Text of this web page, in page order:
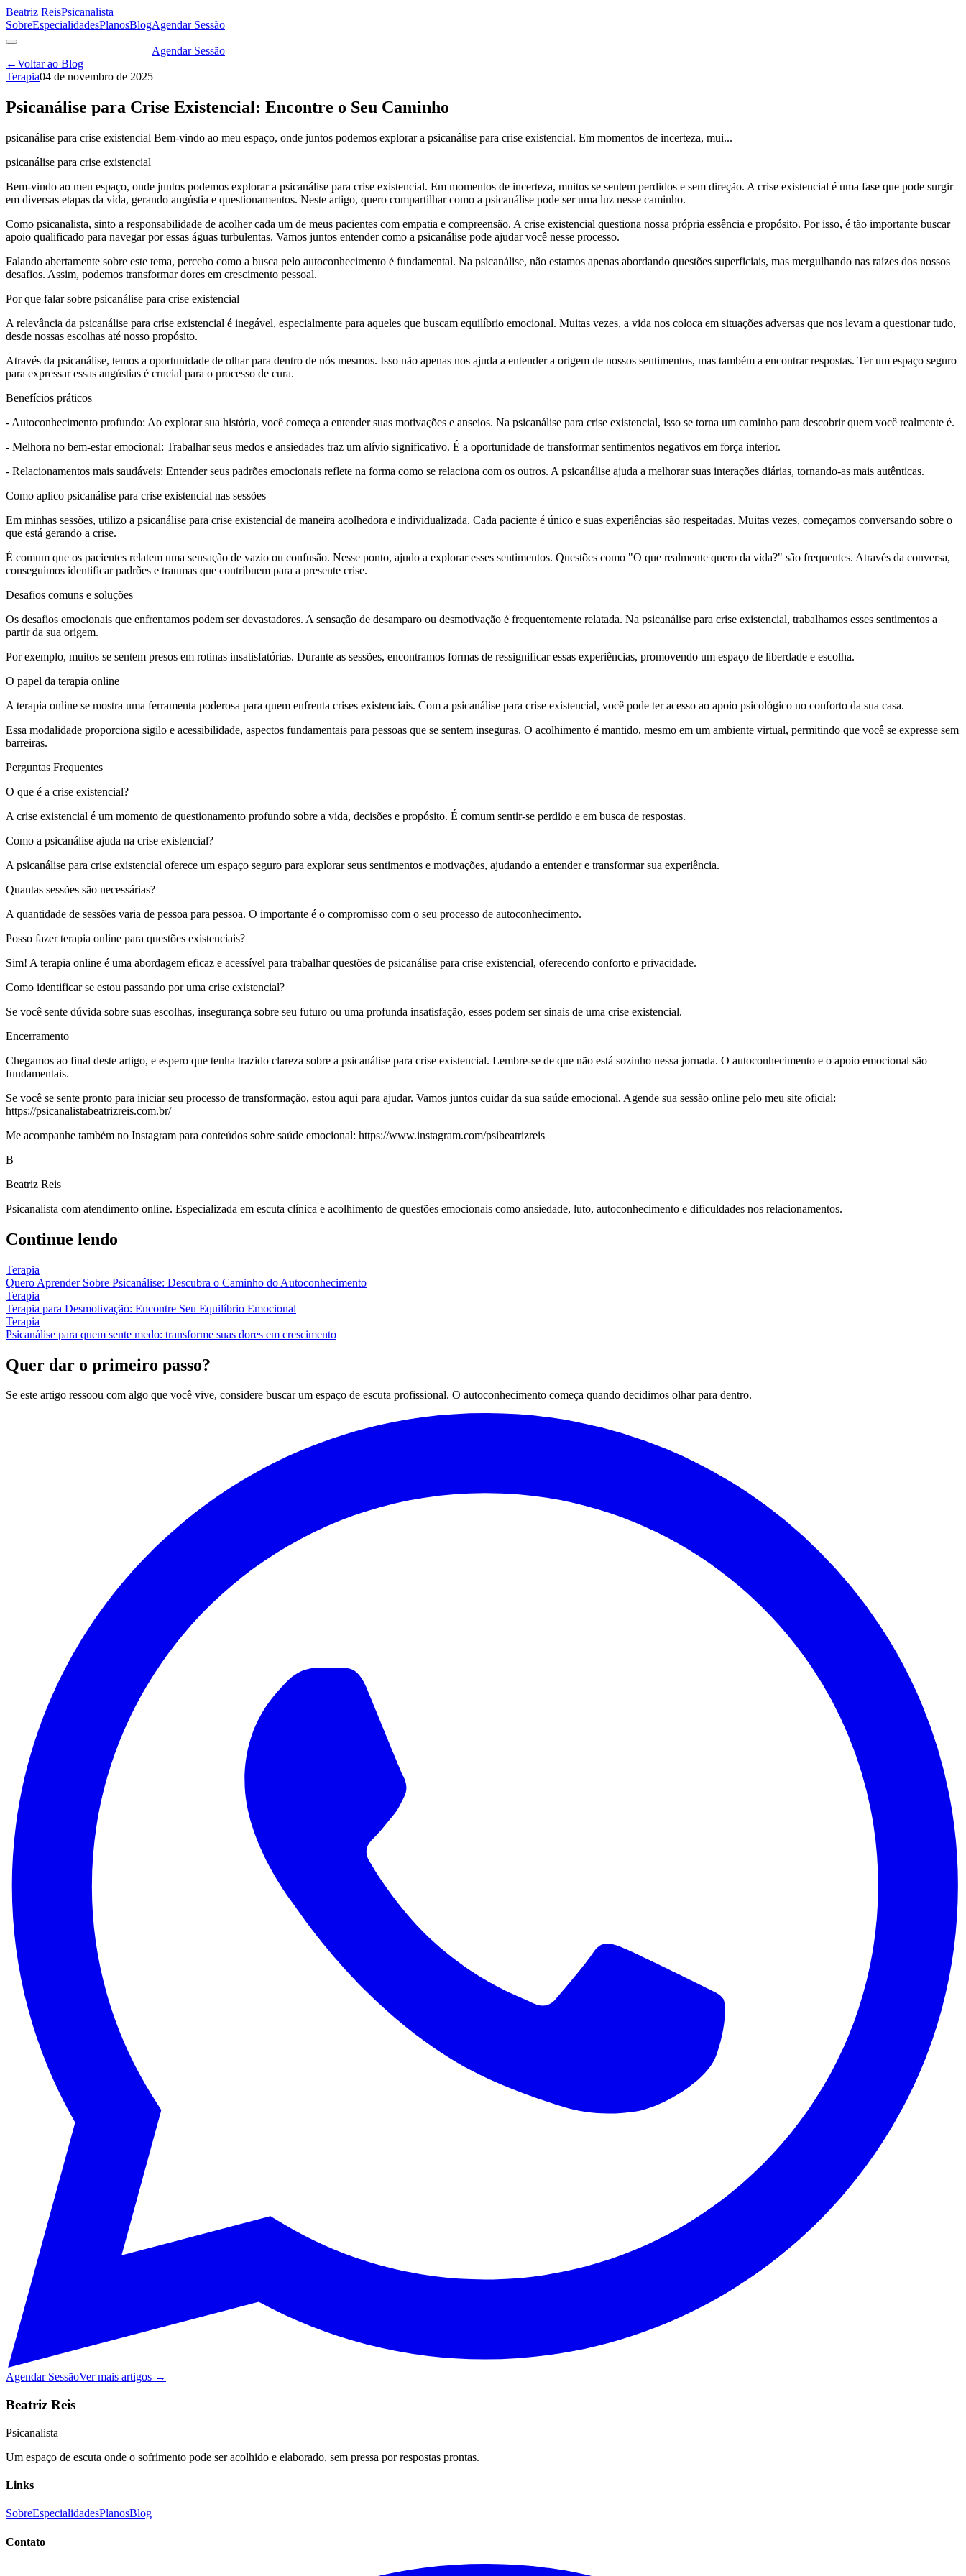
Beatriz ReisPsicanalista
SobreEspecialidadesPlanosBlogAgendar Sessão
Agendar Sessão
←Voltar ao Blog
Terapia04 de novembro de 2025
Psicanálise para Crise Existencial: Encontre o Seu Caminho
psicanálise para crise existencial Bem-vindo ao meu espaço, onde juntos podemos explorar a psicanálise para crise existencial. Em momentos de incerteza, mui...
psicanálise para crise existencial
Bem-vindo ao meu espaço, onde juntos podemos explorar a psicanálise para crise existencial. Em momentos de incerteza, muitos se sentem perdidos e sem direção. A crise existencial é uma fase que pode surgir
em diversas etapas da vida, gerando angústia e questionamentos. Neste artigo, quero compartilhar como a psicanálise pode ser uma luz nesse caminho.
Como psicanalista, sinto a responsabilidade de acolher cada um de meus pacientes com empatia e compreensão. A crise existencial questiona nossa própria essência e propósito. Por isso, é tão importante buscar
apoio qualificado para navegar por essas águas turbulentas. Vamos juntos entender como a psicanálise pode ajudar você nesse processo.
Falando abertamente sobre este tema, percebo como a busca pelo autoconhecimento é fundamental. Na psicanálise, não estamos apenas abordando questões superficiais, mas mergulhando nas raízes dos nossos
desafios. Assim, podemos transformar dores em crescimento pessoal.
Por que falar sobre psicanálise para crise existencial
A relevância da psicanálise para crise existencial é inegável, especialmente para aqueles que buscam equilíbrio emocional. Muitas vezes, a vida nos coloca em situações adversas que nos levam a questionar tudo,
desde nossas escolhas até nosso propósito.
Através da psicanálise, temos a oportunidade de olhar para dentro de nós mesmos. Isso não apenas nos ajuda a entender a origem de nossos sentimentos, mas também a encontrar respostas. Ter um espaço seguro
para expressar essas angústias é crucial para o processo de cura.
Benefícios práticos
- Autoconhecimento profundo: Ao explorar sua história, você começa a entender suas motivações e anseios. Na psicanálise para crise existencial, isso se torna um caminho para descobrir quem você realmente é.
- Melhora no bem-estar emocional: Trabalhar seus medos e ansiedades traz um alívio significativo. É a oportunidade de transformar sentimentos negativos em força interior.
- Relacionamentos mais saudáveis: Entender seus padrões emocionais reflete na forma como se relaciona com os outros. A psicanálise ajuda a melhorar suas interações diárias, tornando-as mais autênticas.
Como aplico psicanálise para crise existencial nas sessões
Em minhas sessões, utilizo a psicanálise para crise existencial de maneira acolhedora e individualizada. Cada paciente é único e suas experiências são respeitadas. Muitas vezes, começamos conversando sobre o
que está gerando a crise.
É comum que os pacientes relatem uma sensação de vazio ou confusão. Nesse ponto, ajudo a explorar esses sentimentos. Questões como "O que realmente quero da vida?" são frequentes. Através da conversa,
conseguimos identificar padrões e traumas que contribuem para a presente crise.
Desafios comuns e soluções
Os desafios emocionais que enfrentamos podem ser devastadores. A sensação de desamparo ou desmotivação é frequentemente relatada. Na psicanálise para crise existencial, trabalhamos esses sentimentos a
partir da sua origem.
Por exemplo, muitos se sentem presos em rotinas insatisfatórias. Durante as sessões, encontramos formas de ressignificar essas experiências, promovendo um espaço de liberdade e escolha.
O papel da terapia online
A terapia online se mostra uma ferramenta poderosa para quem enfrenta crises existenciais. Com a psicanálise para crise existencial, você pode ter acesso ao apoio psicológico no conforto da sua casa.
Essa modalidade proporciona sigilo e acessibilidade, aspectos fundamentais para pessoas que se sentem inseguras. O acolhimento é mantido, mesmo em um ambiente virtual, permitindo que você se expresse sem
barreiras.
Perguntas Frequentes
O que é a crise existencial?
A crise existencial é um momento de questionamento profundo sobre a vida, decisões e propósito. É comum sentir-se perdido e em busca de respostas.
Como a psicanálise ajuda na crise existencial?
A psicanálise para crise existencial oferece um espaço seguro para explorar seus sentimentos e motivações, ajudando a entender e transformar sua experiência.
Quantas sessões são necessárias?
A quantidade de sessões varia de pessoa para pessoa. O importante é o compromisso com o seu processo de autoconhecimento.
Posso fazer terapia online para questões existenciais?
Sim! A terapia online é uma abordagem eficaz e acessível para trabalhar questões de psicanálise para crise existencial, oferecendo conforto e privacidade.
Como identificar se estou passando por uma crise existencial?
Se você sente dúvida sobre suas escolhas, insegurança sobre seu futuro ou uma profunda insatisfação, esses podem ser sinais de uma crise existencial.
Encerramento
Chegamos ao final deste artigo, e espero que tenha trazido clareza sobre a psicanálise para crise existencial. Lembre-se de que não está sozinho nessa jornada. O autoconhecimento e o apoio emocional são
fundamentais.
Se você se sente pronto para iniciar seu processo de transformação, estou aqui para ajudar. Vamos juntos cuidar da sua saúde emocional. Agende sua sessão online pelo meu site oficial:
https://psicanalistabeatrizreis.com.br/
Me acompanhe também no Instagram para conteúdos sobre saúde emocional: https://www.instagram.com/psibeatrizreis
B
Beatriz Reis
Psicanalista com atendimento online. Especializada em escuta clínica e acolhimento de questões emocionais como ansiedade, luto, autoconhecimento e dificuldades nos relacionamentos.
Continue lendo
Terapia
Quero Aprender Sobre Psicanálise: Descubra o Caminho do Autoconhecimento
Terapia
Terapia para Desmotivação: Encontre Seu Equilíbrio Emocional
Terapia
Psicanálise para quem sente medo: transforme suas dores em crescimento
Quer dar o primeiro passo?
Se este artigo ressoou com algo que você vive, considere buscar um espaço de escuta profissional. O autoconhecimento começa quando decidimos olhar para dentro.
Agendar SessãoVer mais artigos →
Beatriz Reis
Psicanalista
Um espaço de escuta onde o sofrimento pode ser acolhido e elaborado, sem pressa por respostas prontas.
Links
SobreEspecialidadesPlanosBlog
Contato